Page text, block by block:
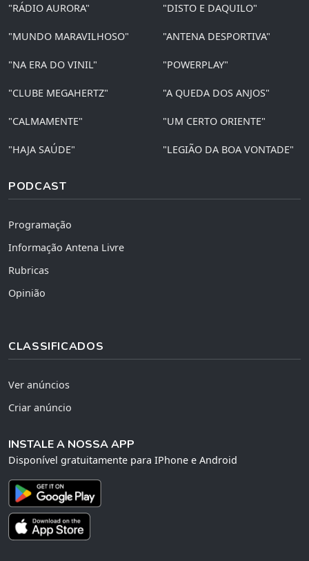
"RÁDIO AURORA" "DISTO E DAQUILO"
"MUNDO MARAVILHOSO" "ANTENA DESPORTIVA"
"NA ERA DO VINIL" "POWERPLAY"
"CLUBE MEGAHERTZ" "A QUEDA DOS ANJOS"
"CALMAMENTE" "UM CERTO ORIENTE"
"HAJA SAÚDE" "LEGIÃO DA BOA VONTADE"
PODCAST
Programação
Informação Antena Livre
Rubricas
Opinião
CLASSIFICADOS
Ver anúncios
Criar anúncio
INSTALE A NOSSA APP
Disponível gratuitamente para IPhone e Android